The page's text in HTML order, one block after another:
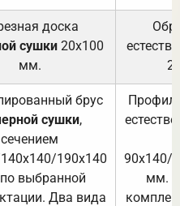
доска
сушки 20х100
мм.
брус
сушки,
сечением
190х140
выбранной
Два вида
90х140/
мм.